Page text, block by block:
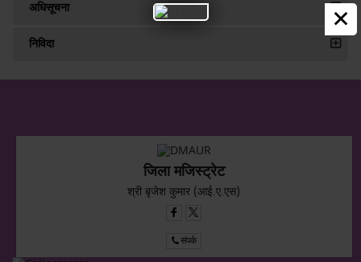
×
अधिसूचना
निविदा
जिला मजिस्ट्रेट
श्री बृजेश कुमार (आई.ए.एस)
संपर्क